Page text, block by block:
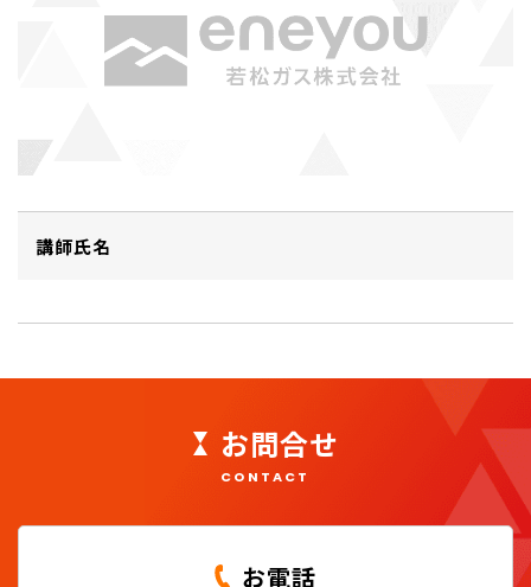
講師氏名
お問合せ
CONTACT
お電話